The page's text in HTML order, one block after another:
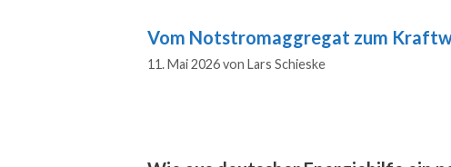
Vom Notstromaggregat zum
11. Mai 2026von Lars Schieske